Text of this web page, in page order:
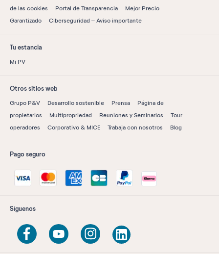
de las cookies
Portal de Transparencia
Mejor Precio
Garantizado
Ciberseguridad – Aviso importante
Tu estancia
Mi PV
Otros sitios web
Grupo P&V Desarrollo sostenible Prensa
Página de
propietarios
Multipropriedad Reuniones y Seminarios
Tour
operadores
Corporativo & MICE Trabaja con nosotros Blog
Pago seguro
Síguenos